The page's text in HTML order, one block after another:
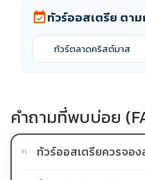
event_availableทัวร์ออสเตรีย ตา
ทัวร์ตลาดคริสต์มาส
คำถามที่พบบ่อย
01 ทัวร์ออสเตรียควรจอ